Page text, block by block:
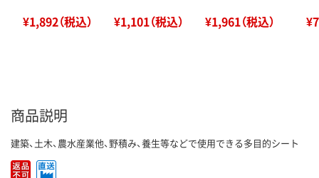
¥1,892（税込） ¥1,101（税込） ¥1,961（税込）
商品説明
建築、土木、農水産業他、野積み、養生等などで使用できる多目的シート